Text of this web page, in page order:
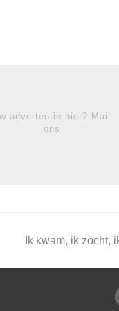
advertentie hier? Mail
ons
Ik kwam, ik zocht,